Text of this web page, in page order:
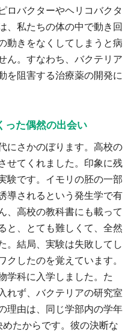
ロバクターやヘリコバクタ
、私たちの体の中で動き回
動きをなくしてしまうと病
ん。すなわち、バクテリア
を阻害する治療薬の開発に
った偶然の出会い
にさかのぼります。高校の
せてくれました。印象に残
験です。イモリの胚の一部
導されるという発生学で有
、高校の教科書にも載って
と、とても難しくて、全然
。結局、実験は失敗してし
クしたのを覚えています。
学科に入学しました。た
れず、バクテリアの研究室
理由は、同じ学部内の学年
たからです。彼の決断な